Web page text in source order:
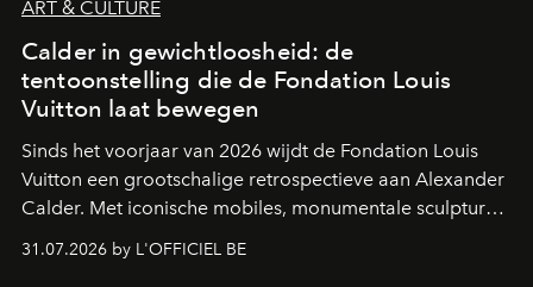
ART & CULTURE
Calder in gewichtloosheid: de
tentoonstelling die de Fondation Louis
Vuitton laat bewegen
Sinds het voorjaar van 2026 wijdt de Fondation Louis
Vuitton een grootschalige retrospectieve aan Alexander
Calder. Met iconische mobiles, monumentale sculpturen
en een poëtische benadering van beweging neemt de
Amerikaanse kunstenaar de ruimtes van Frank Gehry
31.07.2026 by L'OFFICIEL BE